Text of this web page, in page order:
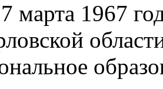
марта 1967